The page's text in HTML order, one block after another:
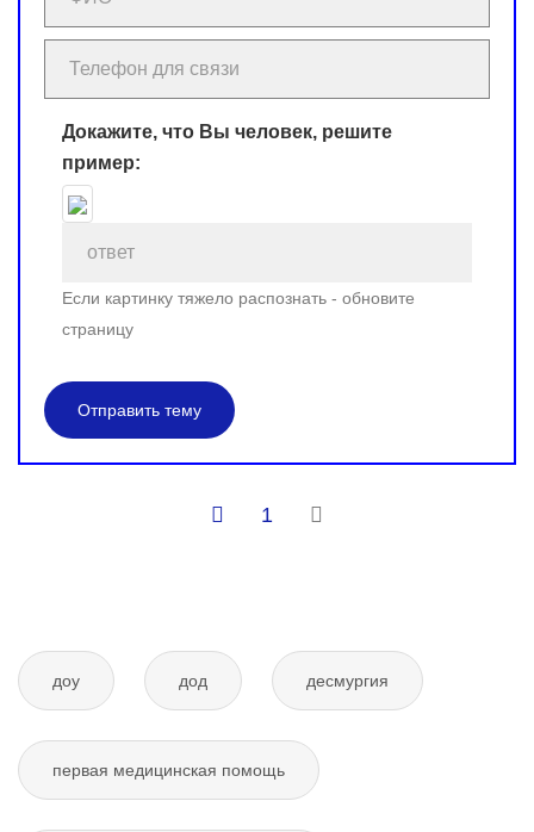
Докажите, что Вы человек, решите
пример:
Если картинку тяжело распознать - обновите
страницу
Отправить тему
1
доу дод десмургия
первая медицинская помощь